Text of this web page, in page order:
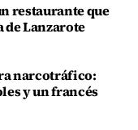
restaurante que
Lanzarote
narcotráfico:
y un francés